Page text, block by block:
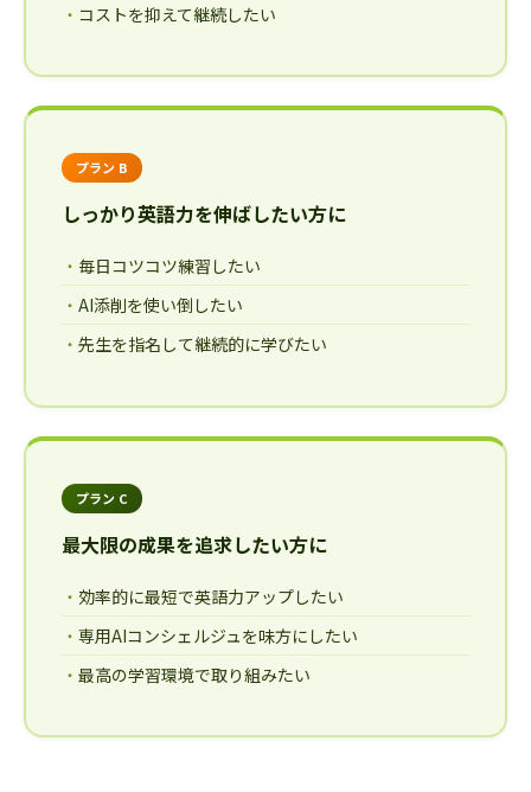
コストを抑えて継続したい
プラン B
しっかり英語力を伸ばしたい方に
毎日コツコツ練習したい
AI添削を使い倒したい
先生を指名して継続的に学びたい
プラン C
最大限の成果を追求したい方に
効率的に最短で英語力アップしたい
専用AIコンシェルジュを味方にしたい
最高の学習環境で取り組みたい